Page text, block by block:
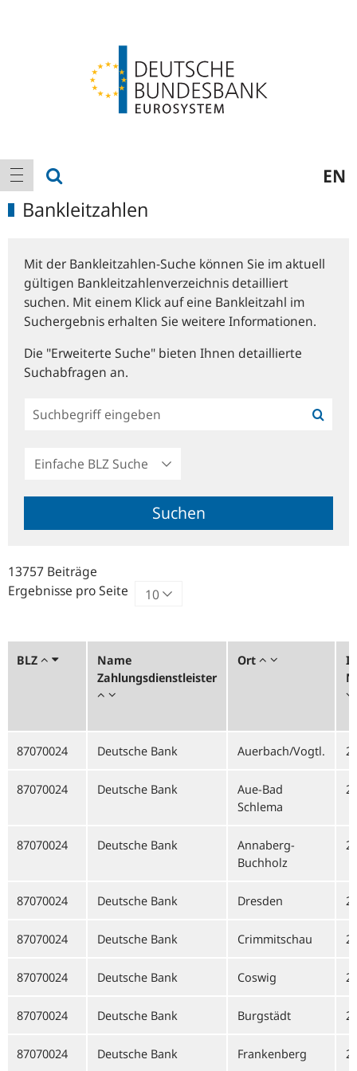
Hauptnavigation
Navigation anzeigen EN
Bankleitzahlen
Mit der Bankleitzahlen-Suche können Sie im aktuell
gültigen Bankleitzahlenverzeichnis detailliert
suchen. Mit einem Klick auf eine Bankleitzahl im
Suchergebnis erhalten Sie weitere Informationen.
Die "Erweiterte Suche" bieten Ihnen detaillierte
Suchabfragen an.
Einfache
Suche
Suchen
13757 Beiträge
Ergebnisse pro Seite
BLZ
Name
Zahlungsdienstleister
Ort
87070024 Deutsche Bank Auerbach/Vogtl.
87070024 Deutsche Bank
Aue-Bad
Schlema
87070024 Deutsche Bank
Annaberg-
Buchholz
87070024 Deutsche Bank Dresden
87070024 Deutsche Bank Crimmitschau
87070024 Deutsche Bank Coswig
87070024 Deutsche Bank Burgstädt
87070024 Deutsche Bank Frankenberg